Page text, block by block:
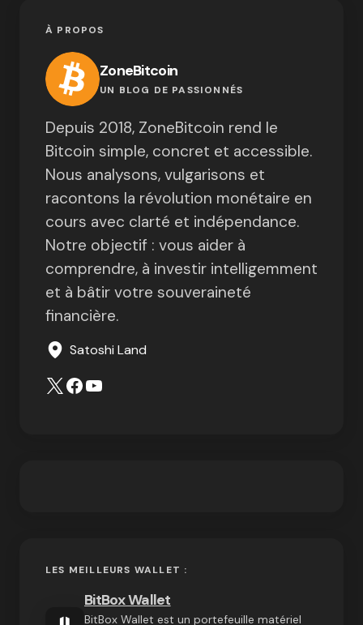
À PROPOS
ZoneBitcoin
UN BLOG DE PASSIONNÉS
Depuis 2018, ZoneBitcoin rend le
Bitcoin simple, concret et accessible.
Nous analysons, vulgarisons et
racontons la révolution monétaire en
cours avec clarté et indépendance.
Notre objectif : vous aider à
comprendre, à investir intelligemment
et à bâtir votre souveraineté
financière.
Satoshi Land
LES MEILLEURS WALLET :
BitBox Wallet
BitBox Wallet est un portefeuille matériel